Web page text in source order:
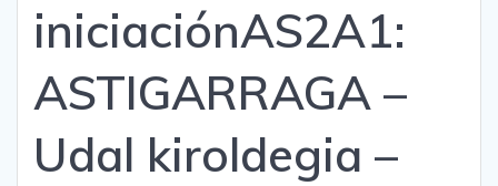
iniciaciónAS2A1:
ASTIGARRAGA –
Udal kiroldegia –